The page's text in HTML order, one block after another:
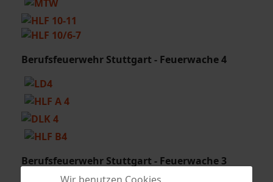
Berufsfeuerwehr Stuttgart - Feuerwache 4
Berufsfeuerwehr Stuttgart - Feuerwache 3